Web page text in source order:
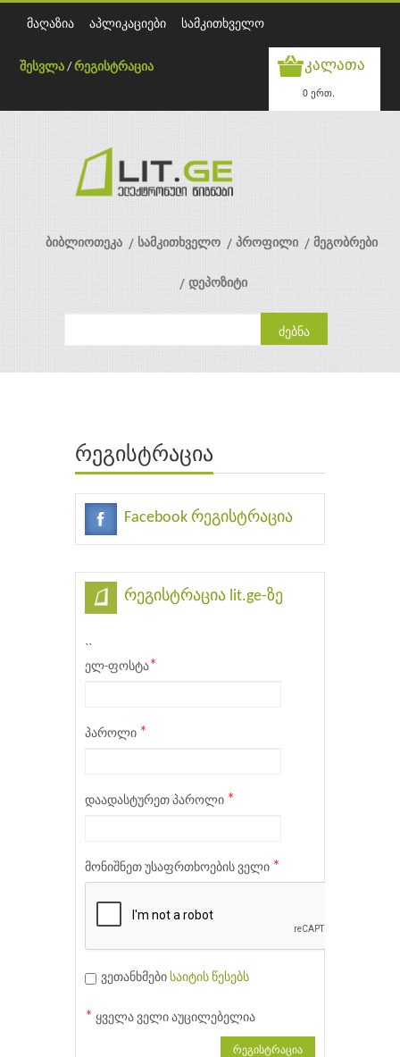
მაღაზია აპლიკაციები სამკითხველო
შესვლა /რეგისტრაცია კალათა
0 ერთ.
ბიბლიოთეკა სამკითხველო პროფილი მეგობრები
დეპოზიტი
რეგისტრაცია
Facebook რეგისტრაცია
რეგისტრაცია lit.ge-ზე
``
ელ-ფოსტა*
პაროლი *
დაადასტურეთ პაროლი *
მონიშნეთ უსაფრთხოების ველი *
ვეთანხმები საიტის წესებს
* ყველა ველი აუცილებელია
ᲠᲔᲒᲘᲡᲢᲠᲐᲪᲘᲐ